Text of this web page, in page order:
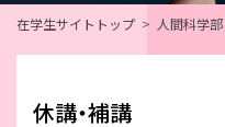
在学生サイトトップ 人間科学部
休講・補講